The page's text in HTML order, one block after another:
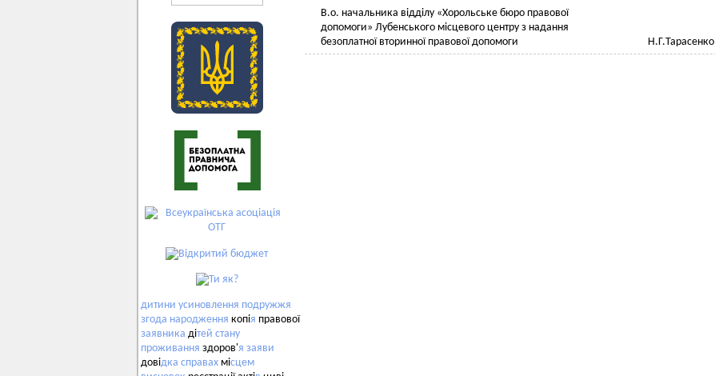
дитини усиновлення подружжя
згода народження копія правової
заявника дітей стану
проживання здоров'я заяви
довідка справах місцем
В.о. начальника відділу «Хорольське бюро правової
допомоги» Лубенського місцевого центру з надання
безоплатної вторинної правової допомоги Н.Г.Тарасенко